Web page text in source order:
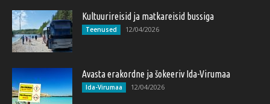
Kultuurireisid ja matkareisid bussiga
Teenused 12/04/2026
Avasta erakordne ja šokeeriv Ida-Virumaa
Ida-Virumaa 12/04/2026